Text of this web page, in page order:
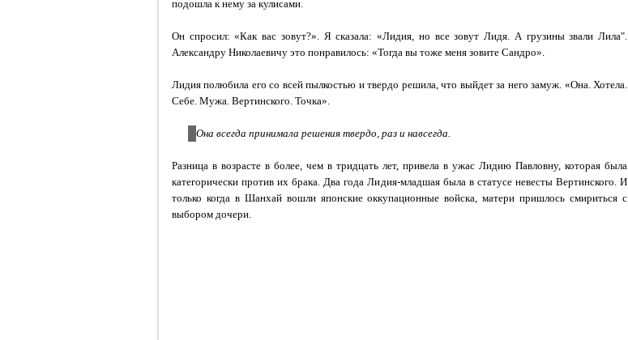
подошла к нему за кулисами.
Он спросил: «Как вас зовут?». Я сказала: «Лидия, но все зовут Лидя. А грузины звали Лила".
Александру Николаевичу это понравилось: «Тогда вы тоже меня зовите Сандро».
Лидия полюбила его со всей пылкостью и твердо решила, что выйдет за него замуж. «Она. Хотела.
Себе. Мужа. Вертинского. Точка».
Она всегда принимала решения твердо, раз и навсегда.
Разница в возрасте в более, чем в тридцать лет, привела в ужас Лидию Павловну, которая была
категорически против их брака. Два года Лидия-младшая была в статусе невесты Вертинского. И
только когда в Шанхай вошли японские оккупационные войска, матери пришлось смириться с
выбором дочери.